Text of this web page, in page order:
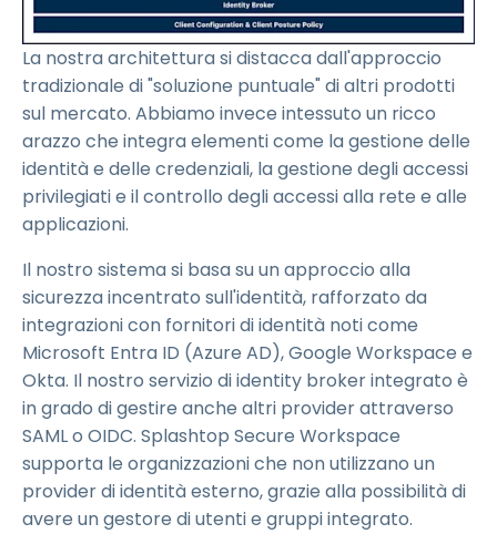
La nostra architettura si distacca dall'approccio
tradizionale di "soluzione puntuale" di altri prodotti
sul mercato. Abbiamo invece intessuto un ricco
arazzo che integra elementi come la gestione delle
identità e delle credenziali, la gestione degli accessi
privilegiati e il controllo degli accessi alla rete e alle
applicazioni.
Il nostro sistema si basa su un approccio alla
sicurezza incentrato sull'identità, rafforzato da
integrazioni con fornitori di identità noti come
Microsoft Entra ID (Azure AD), Google Workspace e
Okta. Il nostro servizio di identity broker integrato è
in grado di gestire anche altri provider attraverso
SAML o OIDC. Splashtop Secure Workspace
supporta le organizzazioni che non utilizzano un
provider di identità esterno, grazie alla possibilità di
avere un gestore di utenti e gruppi integrato.